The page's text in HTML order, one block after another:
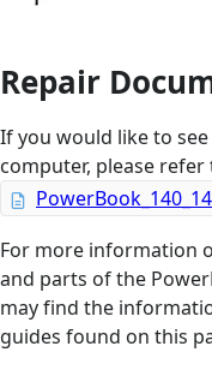
Repair
If you would like to
computer, please refer
For more information
and parts of the
may find the
guides found on this